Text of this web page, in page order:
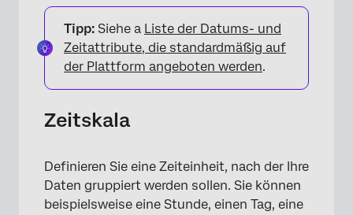
Tipp: Siehe a Liste der Datums- und
Zeitattribute, die standardmäßig auf
der Plattform angeboten werden.
Zeitskala
Definieren Sie eine Zeiteinheit, nach der Ihre
Daten gruppiert werden sollen. Sie können
beispielsweise eine Stunde, einen Tag, eine